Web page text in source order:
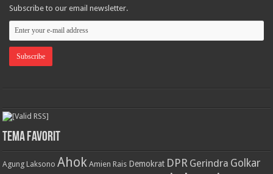
Subscribe to our email newsletter.
Tema Favorit
Agung Laksono Ahok Amien Rais Demokrat DPR Gerindra Golkar